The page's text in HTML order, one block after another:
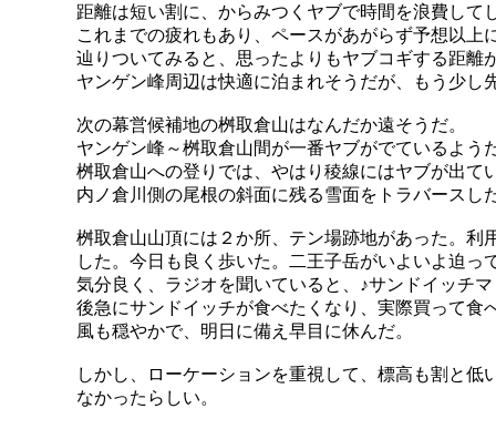
距離は短い割に、からみつくヤブで時間を浪費して
これまでの疲れもあり、ペースがあがらず予想以
辿りついてみると、思ったよりもヤブコギする距離
ヤンゲン峰周辺は快適に泊まれそうだが、もう少し
次の幕営候補地の桝取倉山はなんだか遠そうだ。
ヤンゲン峰～桝取倉山間が一番ヤブがでているよう
桝取倉山への登りでは、やはり稜線にはヤブが出
内ノ倉川側の尾根の斜面に残る雪面をトラバースし
桝取倉山山頂には２か所、テン場跡地があった。
した。今日も良く歩いた。二王子岳がいよいよ迫っ
気分良く、ラジオを聞いていると、♪サンドイッチ
後急にサンドイッチが食べたくなり、実際買って食
風も穏やかで、明日に備え早目に休んだ。
しかし、ローケーションを重視して、標高も割と
なかったらしい。